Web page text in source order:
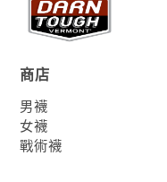
商店
男襪
女襪
戰術襪